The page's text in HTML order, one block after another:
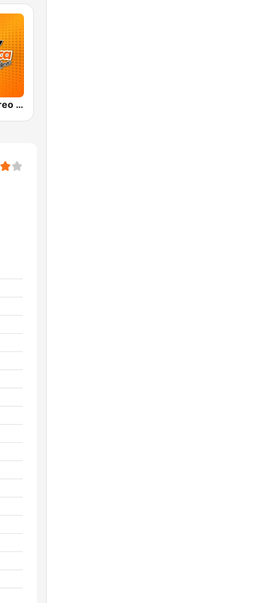
Olímpica Stereo Bogotá 105.9 FM